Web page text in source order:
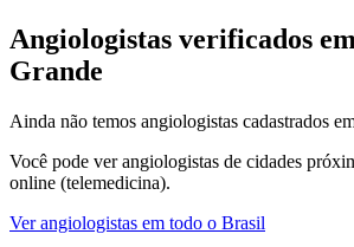
Angiologistas verificados em
Grande
Ainda não temos angiologistas cadastrados
Você pode verangiologistas de cidades
online (telemedicina).
Verangiologistas em todo o Brasil